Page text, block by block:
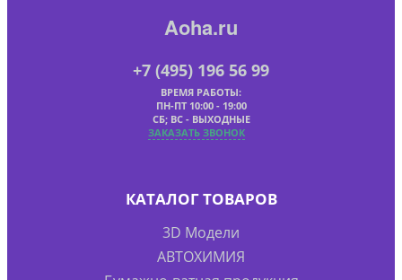
Aoha.ru
+7 (495) 196 56 99
ВРЕМЯ РАБОТЫ:
ПН-ПТ 10:00 - 19:00
СБ; ВС - ВЫХОДНЫЕ
ЗАКАЗАТЬ ЗВОНОК
КАТАЛОГ ТОВАРОВ
3D Модели
АВТОХИМИЯ